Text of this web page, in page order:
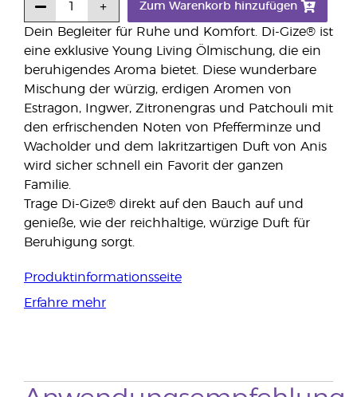
Dein Begleiter für Ruhe und Komfort. Di-Gize® ist
eine exklusive Young Living Ölmischung, die ein
beruhigendes Aroma bietet. Diese wunderbare
Mischung der würzig, erdigen Aromen von
Estragon, Ingwer, Zitronengras und Patchouli mit
den erfrischenden Noten von Pfefferminze und
Wacholder und dem lakritzartigen Duft von Anis
wird sicher schnell ein Favorit der ganzen
Familie.
Trage Di-Gize® direkt auf den Bauch auf und
genieße, wie der reichhaltige, würzige Duft für
Beruhigung sorgt.
Produktinformationsseite
Erfahre mehr
Zum Warenkorb hinzufügen